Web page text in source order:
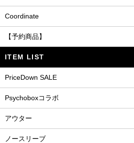
Coordinate
【予約商品】
ITEM LIST
PriceDown SALE
Psychoboxコラボ
アウター
ノースリーブ